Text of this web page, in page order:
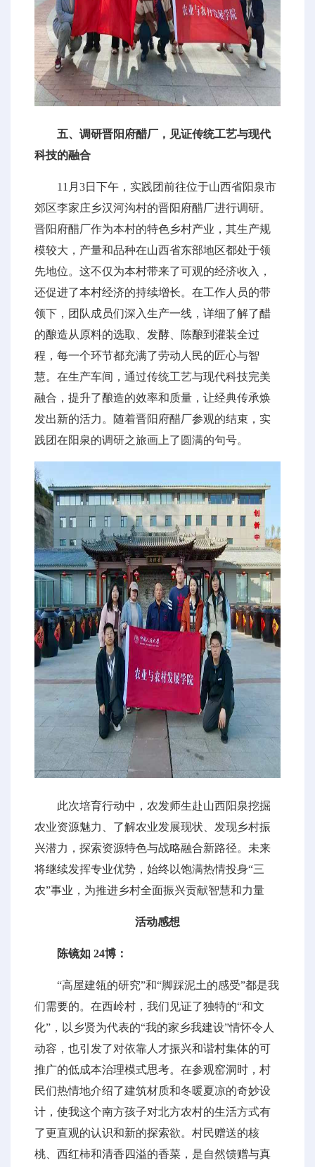
五、调研晋阳府醋厂，见证传统工艺与现代
科技的融合
11月3日下午，实践团前往位于山西省阳泉市
郊区李家庄乡汉河沟村的晋阳府醋厂进行调研。
晋阳府醋厂作为本村的特色乡村产业，其生产规
模较大，产量和品种在山西省东部地区都处于领
先地位。这不仅为本村带来了可观的经济收入，
还促进了本村经济的持续增长。在工作人员的带
领下，团队成员们深入生产一线，详细了解了醋
的酿造从原料的选取、发酵、陈酿到灌装全过
程，每一个环节都充满了劳动人民的匠心与智
慧。在生产车间，通过传统工艺与现代科技完美
融合，提升了酿造的效率和质量，让经典传承焕
发出新的活力。随着晋阳府醋厂参观的结束，实
践团在阳泉的调研之旅画上了圆满的句号。
此次培育行动中，农发师生赴山西阳泉挖掘
农业资源魅力、了解农业发展现状、发现乡村振
兴潜力，探索资源特色与战略融合新路径。未来
将继续发挥专业优势，始终以饱满热情投身“三
农”事业，为推进乡村全面振兴贡献智慧和力量
活动感想
陈镜如 24博：
“高屋建瓴的研究”和“脚踩泥土的感受”都是我
们需要的。在西岭村，我们见证了独特的“和文
化”，以乡贤为代表的“我的家乡我建设”情怀令人
动容，也引发了对依靠人才振兴和谐村集体的可
推广的低成本治理模式思考。在参观窑洞时，村
民们热情地介绍了建筑材质和冬暖夏凉的奇妙设
计，使我这个南方孩子对北方农村的生活方式有
了更直观的认识和新的探索欲。村民赠送的核
桃、西红柿和清香四溢的香菜，是自然馈赠与真